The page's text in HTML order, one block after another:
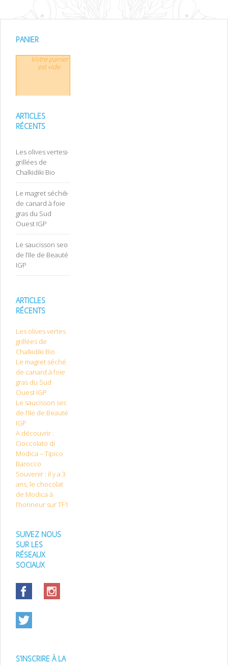
PANIER
Votre panier
est vide.
ARTICLES
RÉCENTS
Les olives vertes
grillées de
Chalkidiki Bio
Le magret séché
de canard à foie
gras du Sud
Ouest IGP
Le saucisson sec
de l’Ile de Beauté
IGP
ARTICLES
RÉCENTS
Les olives vertes
grillées de
Chalkidiki Bio
Le magret séché
de canard à foie
gras du Sud
Ouest IGP
Le saucisson sec
de l’Ile de Beauté
IGP
A découvrir :
Cioccolato di
Modica – Tipico
Barocco
Souvenir : il y a 3
ans, le chocolat
de Modica à
l’honneur sur TF1
SUIVEZ NOUS
SUR LES
RÉSEAUX
SOCIAUX
S’INSCRIRE À LA